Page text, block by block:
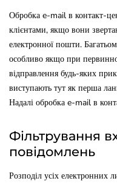
Обробка e-mail в контакт-
клієнтами, якщо вони
електронної пошти.
особливо якщо при
відправлення будь-яких
виступають тут як перша
Надалі обробка e-mail в
Фільтрування
повідомлень
Розподіл усіх електронних